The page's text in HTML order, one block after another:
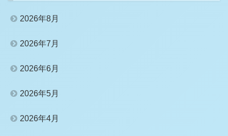
2026年8月
2026年7月
2026年6月
2026年5月
2026年4月